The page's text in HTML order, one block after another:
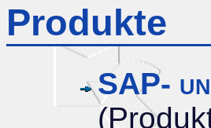
Produkte
SAP-